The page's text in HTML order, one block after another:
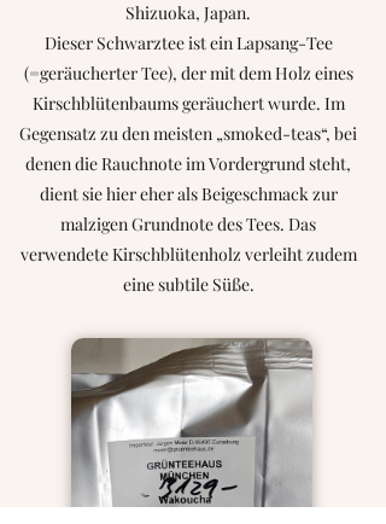
Shizuoka, Japan.
Dieser Schwarztee ist ein Lapsang-Tee
(=geräucherter Tee), der mit dem Holz eines
Kirschblütenbaums geräuchert wurde. Im
Gegensatz zu den meisten „smoked-teas“, bei
denen die Rauchnote im Vordergrund steht,
dient sie hier eher als Beigeschmack zur
malzigen Grundnote des Tees. Das
verwendete Kirschblütenholz verleiht zudem
eine subtile Süße.